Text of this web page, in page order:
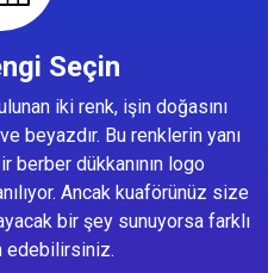
Seçin
iki renk, işin doğasını
beyazdır. Bu renklerin yanı
berber dükkanının logo
Ancak kuaförünüz size
bir şey sunuyorsa farklı
edebilirsiniz.